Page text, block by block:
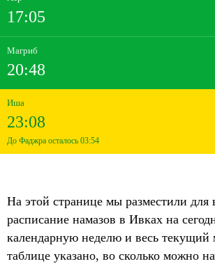
17:05
Магриб
20:48
Иша
23:08
До Фаджра осталось 03:54
На этой странице мы разместили для
расписание намазов в Ивках на
календарную неделю и весь текущий
таблице указано, во сколько можно